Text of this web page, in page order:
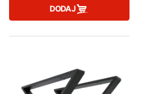
DODAJ